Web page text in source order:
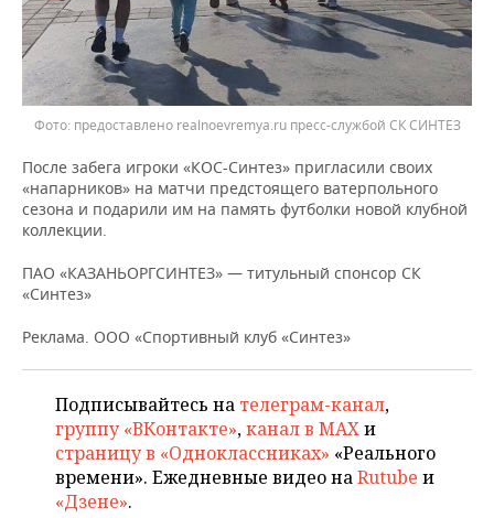
предоставлено realnoevremya.ru пресс-службой СК СИНТЕЗ
После забега игроки «КОС-Синтез» пригласили своих
«напарников» на матчи предстоящего ватерпольного
сезона и подарили им на память футболки новой клубной
коллекции.
ПАО «КАЗАНЬОРГСИНТЕЗ» — титульный спонсор СК
«Синтез»
Реклама. ООО «Спортивный клуб «Синтез»
Подписывайтесь на телеграм-канал,
группу «ВКонтакте»,канал в MAXи
страницу в «Одноклассниках» «Реального
времени». Ежедневные видео наRutube и
«Дзене».